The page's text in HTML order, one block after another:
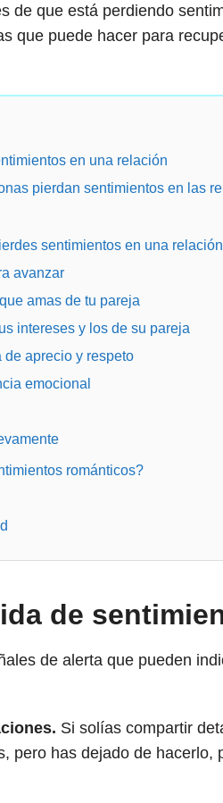
de que está perdiendo
que puede hacer para
en una relación
pierdan sentimientos en las
sentimientos en una relación
avanzar
amas de tu pareja
intereses y los de su pareja
aprecio y respeto
emocional
románticos?
de
de alerta que pueden
Si solías compartir
pero has dejado de hacerlo,